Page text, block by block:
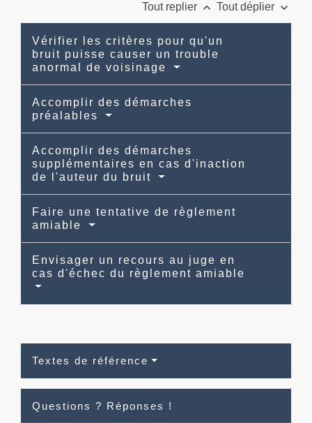
Tout replier keyboard_arrow_up Tout déplier keyboard_arrow_down
Vérifier les critères pour qu'un
bruit puisse causer un trouble
anormal de voisinage
Accomplir des démarches
préalables
Accomplir des démarches
supplémentaires en cas d'inaction
de l'auteur du bruit
Faire une tentative de règlement
amiable
Envisager un recours au juge en
cas d'échec du règlement amiable
Textes de référence
Questions ? Réponses !